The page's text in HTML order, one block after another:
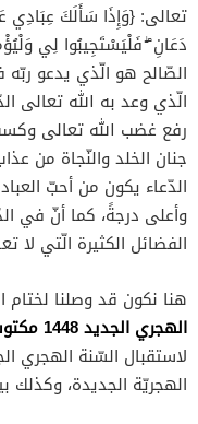
تعالى: {وَإِذَا سَأَلَكَ عِبَادِي
دَعَانِ ۖ فَلْيَسْتَجِيبُوا لِي
الصّالح هو الّذي يدعو
الّذي وعد به الله تعالى
رفع غضب الله تعالى
جنان الخلد والنّجاة من
الدّعاء يكون من أحبّ
وأعلى درجةً، كما أنّ في
الفضائل الكثيرة الّتي لا
هنا نكون قد وصلنا لختام
الهجري الجديد 1448 مكتوب
لاستقبال السّنة الهجري
الهجريّة الجديدة، وكذلك